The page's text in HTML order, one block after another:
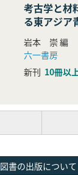
考古学と材
る東アジア
際的研究
岩本 崇 編
六一書房
新刊 10冊以
図書の出版について